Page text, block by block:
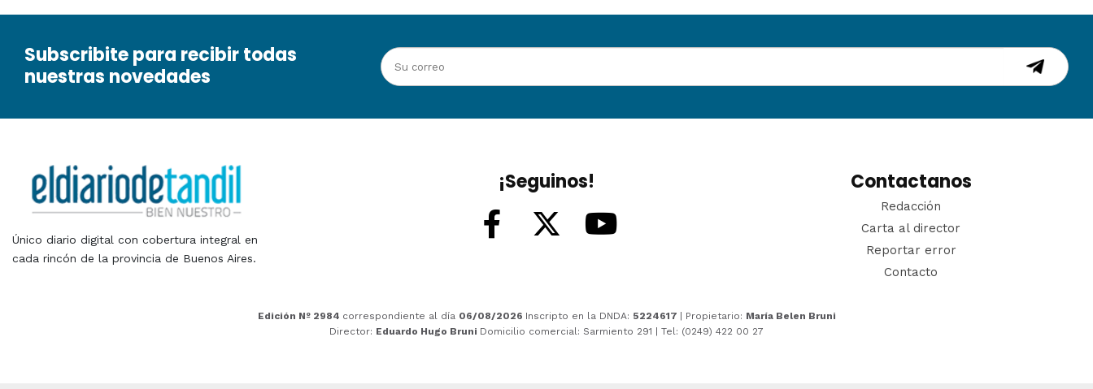
Subscribite para recibir todas
nuestras novedades
Único diario digital con cobertura integral en
cada rincón de la provincia de Buenos Aires.
¡Seguinos! Contactanos
Redacción
Carta al director
Reportar error
Contacto
Edición Nº 2984 correspondiente al día 06/08/2026 Inscripto en la DNDA: 5224617 | Propietario: María Belen Bruni
Director: Eduardo Hugo Bruni Domicilio comercial: Sarmiento 291 | Tel: (0249) 422 00 27